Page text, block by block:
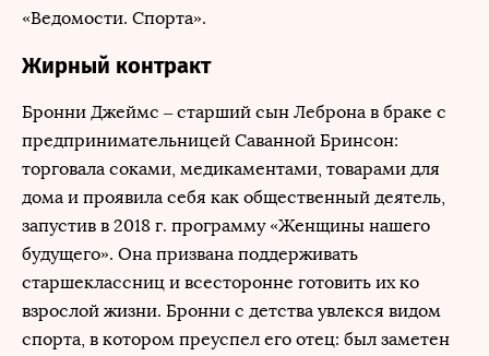
«Ведомости. Спорта».
Жирный контракт
Бронни Джеймс – старший сын Леброна в браке с
предпринимательницей Саванной Бринсон:
торговала соками, медикаментами, товарами для
дома и проявила себя как общественный деятель,
запустив в 2018 г. программу «Женщины нашего
будущего». Она призвана поддерживать
старшеклассниц и всесторонне готовить их ко
взрослой жизни. Бронни с детства увлекся видом
спорта, в котором преуспел его отец: был заметен